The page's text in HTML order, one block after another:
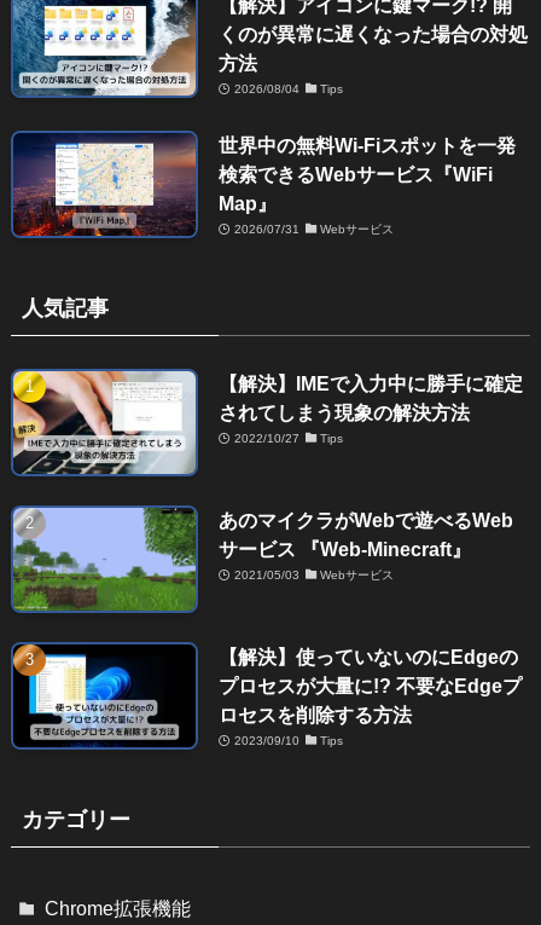
【解決】アイコンに鍵マーク!? 開
くのが異常に遅くなった場合の対処
方法
2026/08/04 Tips
世界中の無料Wi-Fiスポットを一発
検索できるWebサービス『WiFi
Map』
2026/07/31 Webサービス
人気記事
【解決】IMEで入力中に勝手に確定
されてしまう現象の解決方法
2022/10/27 Tips
あのマイクラがWebで遊べるWeb
サービス 『Web-Minecraft』
2021/05/03 Webサービス
【解決】使っていないのにEdgeの
プロセスが大量に!? 不要なEdgeプ
ロセスを削除する方法
2023/09/10 Tips
カテゴリー
Chrome拡張機能